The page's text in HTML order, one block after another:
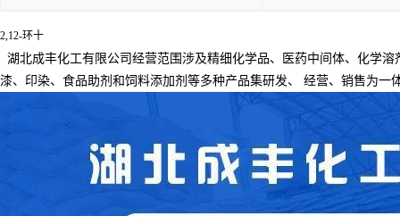
2,12-环十
湖北成丰化工有限公司经营范围涉及精细化学品、医药中间体、化学
漆、印染、食品助剂和饲料添加剂等多种产品集研发、
经营、销售为一